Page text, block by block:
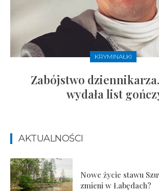
KRYMINAŁKI
Zabójstwo
wydała list
AKTUALNOŚCI
Nowe życie stawu
zmieni w Łabędach?